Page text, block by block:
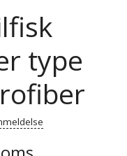
type